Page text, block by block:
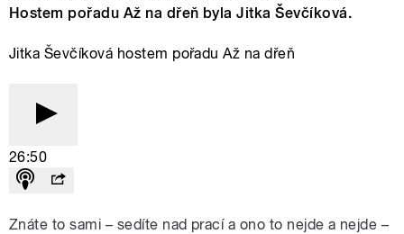
Hostem pořadu Až na dřeň byla Jitka Ševčíková.
Jitka Ševčíková hostem pořadu Až na dřeň
26:50
Znáte to sami – sedíte nad prací a ono to nejde a nejde –